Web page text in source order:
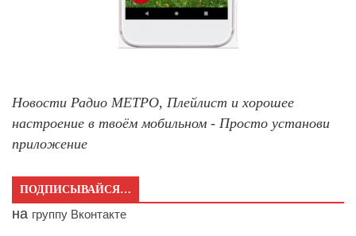
Новости Радио МЕТРО, Плейлист и хорошее
настроение в твоём мобильном - Просто установи
приложение
ПОДПИСЫВАЙСЯ…
на группу Вконтакте